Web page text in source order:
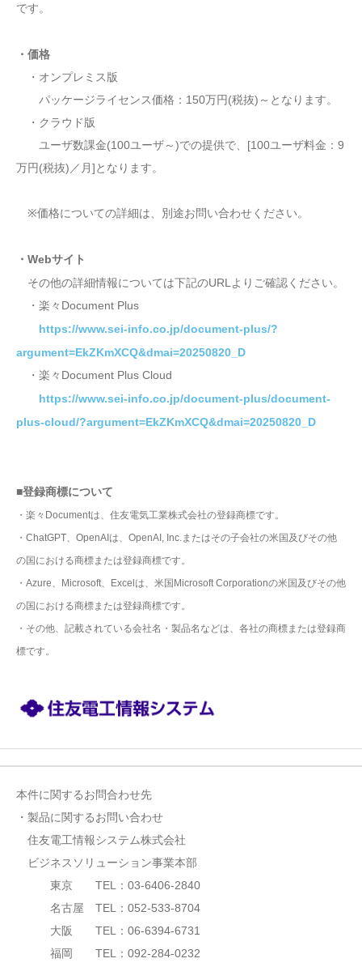
です。
・価格
・オンプレミス版
パッケージライセンス価格：150万円(税抜)～となります。
・クラウド版
ユーザ数課金(100ユーザ～)での提供で、[100ユーザ料金：9
万円(税抜)／月]となります。
※価格についての詳細は、別途お問い合わせください。
・Webサイト
その他の詳細情報については下記のURLよりご確認ください。
・楽々Document Plus
https://www.sei-info.co.jp/document-plus/?
argument=EkZKmXCQ&dmai=20250820_D
・楽々Document Plus Cloud
https://www.sei-info.co.jp/document-plus/document-
plus-cloud/?argument=EkZKmXCQ&dmai=20250820_D
■登録商標について
・楽々Documentは、住友電気工業株式会社の登録商標です。
・ChatGPT、OpenAIは、OpenAI, Inc.またはその子会社の米国及びその他
の国における商標または登録商標です。
・Azure、Microsoft、Excelは、米国Microsoft Corporationの米国及びその他
の国における商標または登録商標です。
・その他、記載されている会社名・製品名などは、各社の商標または登録商
標です。
本件に関するお問合わせ先
・製品に関するお問い合わせ
住友電工情報システム株式会社
ビジネスソリューション事業本部
東京 TEL：03-6406-2840
名古屋 TEL：052-533-8704
大阪 TEL：06-6394-6731
福岡 TEL：092-284-0232